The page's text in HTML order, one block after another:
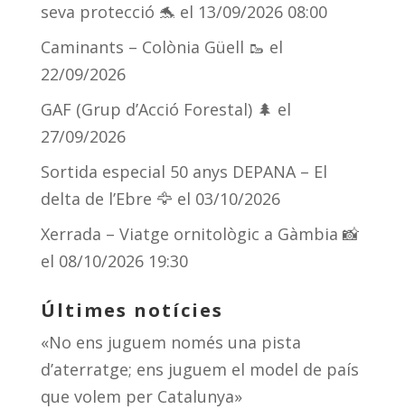
seva protecció 🐬 el 13/09/2026 08:00
Caminants – Colònia Güell 🥾 el
22/09/2026
GAF (Grup d’Acció Forestal) 🌲 el
27/09/2026
Sortida especial 50 anys DEPANA – El
delta de l’Ebre 🦅 el 03/10/2026
Xerrada – Viatge ornitològic a Gàmbia 📸
el 08/10/2026 19:30
Últimes notícies
«No ens juguem només una pista
d’aterratge; ens juguem el model de país
que volem per Catalunya»